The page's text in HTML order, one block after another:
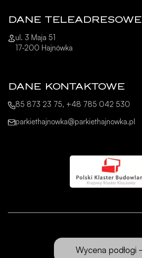
DANE TELEADRESOWE
ul. 3 Maja 51
17-200 Hajnówka
DANE KONTAKTOWE
85 873 23 75, +48 785 042 530
parkiethajnowka@parkiethajnowka.pl
Wycena podłogi